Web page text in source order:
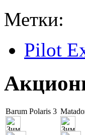
Метки:
Pilot
Barum Polaris 3